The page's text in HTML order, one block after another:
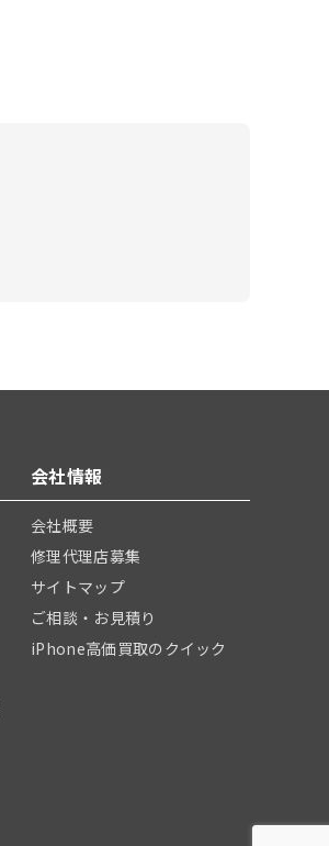
会社情報
会社概要
修理代理店募集
サイトマップ
ご相談・お見積り
iPhone高価買取のクイック